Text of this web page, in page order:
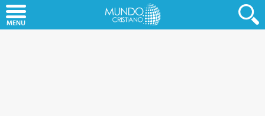
to